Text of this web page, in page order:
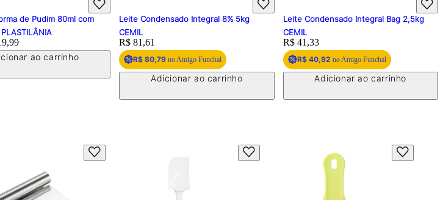
80ml com
carrinho
Leite Condensado Integral 8% 5kg
R$ 80,79no Amigo Funchal
Adicionar ao carrinho
Leite Condensado Integral Bag 2,5kg
R$ 40,92no Amigo Funchal
Adicionar ao carrinho
Copo